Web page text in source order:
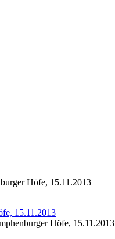
Höfe, 15.11.2013
15.11.2013
Höfe, 15.11.2013